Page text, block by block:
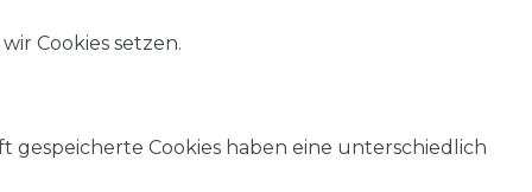
Cookies setzen.
gespeicherte Cookies haben eine unterschiedlich